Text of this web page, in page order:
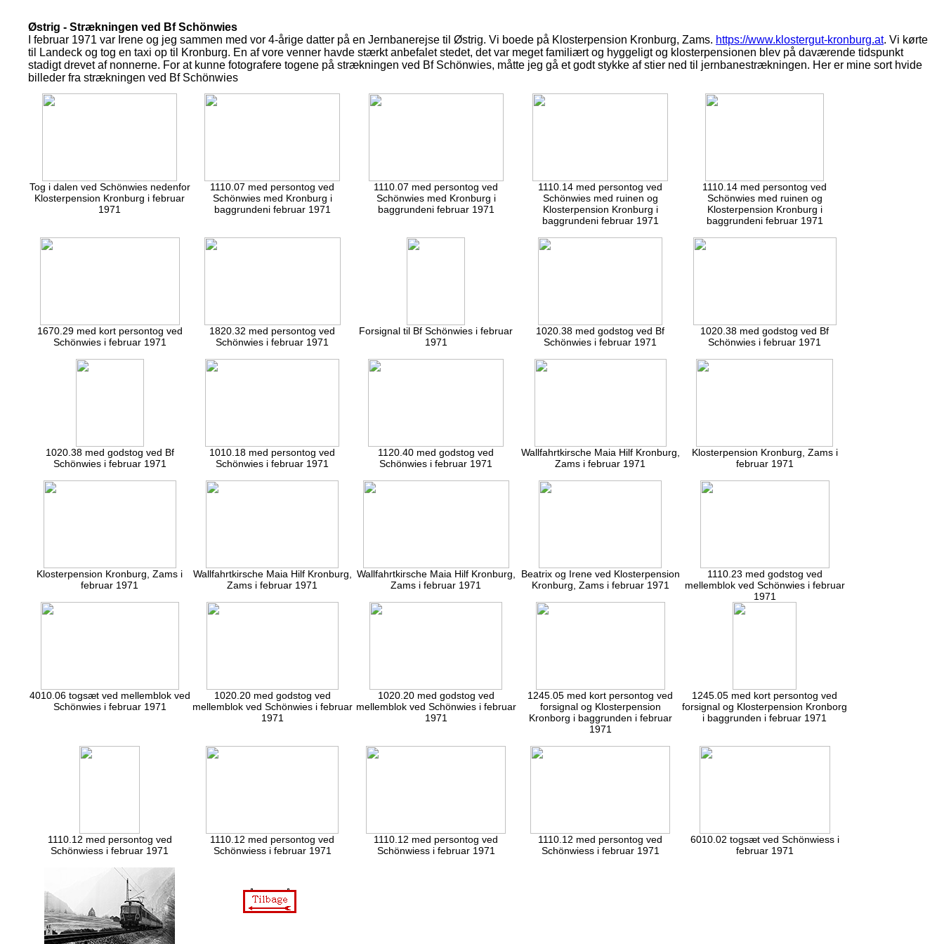
Østrig - Strækningen ved Bf Schönwies
I februar 1971 var Irene og jeg sammen med vor 4-årige datter på en Jernbanerejse til Østrig. Vi boede på Klosterpension Kronburg, Zams. https://www.klostergut-kronburg.at. Vi kørte
til Landeck og tog en taxi op til Kronburg. En af vore venner havde stærkt anbefalet stedet, det var meget familiært og hyggeligt og klosterpensionen blev på daværende tidspunkt
stadigt drevet af nonnerne. For at kunne fotografere togene på strækningen ved Bf Schönwies, måtte jeg gå et godt stykke af stier ned til jernbanestrækningen. Her er mine sort hvide
billeder fra strækningen ved Bf Schönwies
Tog i dalen ved Schönwies nedenfor
Klosterpension Kronburg i februar
1971
1110.07 med persontog ved
Schönwies med Kronburg i
baggrundeni februar 1971
1110.07 med persontog ved
Schönwies med Kronburg i
baggrundeni februar 1971
1110.14 med persontog ved
Schönwies med ruinen og
Klosterpension Kronburg i
baggrundeni februar 1971
1110.14 med persontog ved
Schönwies med ruinen og
Klosterpension Kronburg i
baggrundeni februar 1971
1670.29 med kort persontog ved
Schönwies i februar 1971
1820.32 med persontog ved
Schönwies i februar 1971
Forsignal til Bf Schönwies i februar
1971
1020.38 med godstog ved Bf
Schönwies i februar 1971
1020.38 med godstog ved Bf
Schönwies i februar 1971
1020.38 med godstog ved Bf
Schönwies i februar 1971
1010.18 med persontog ved
Schönwies i februar 1971
1120.40 med godstog ved
Schönwies i februar 1971
Wallfahrtkirsche Maia Hilf Kronburg,
Zams i februar 1971
Klosterpension Kronburg, Zams i
februar 1971
Klosterpension Kronburg, Zams i
februar 1971
Wallfahrtkirsche Maia Hilf Kronburg,
Zams i februar 1971
Wallfahrtkirsche Maia Hilf Kronburg,
Zams i februar 1971
Beatrix og Irene ved Klosterpension
Kronburg, Zams i februar 1971
1110.23 med godstog ved
mellemblok ved Schönwies i februar
1971
4010.06 togsæt ved mellemblok ved
Schönwies i februar 1971
1020.20 med godstog ved
mellemblok ved Schönwies i februar
1971
1020.20 med godstog ved
mellemblok ved Schönwies i februar
1971
1245.05 med kort persontog ved
forsignal og Klosterpension
Kronborg i baggrunden i februar
1971
1245.05 med kort persontog ved
forsignal og Klosterpension Kronborg
i baggrunden i februar 1971
1110.12 med persontog ved
Schönwiess i februar 1971
1110.12 med persontog ved
Schönwiess i februar 1971
1110.12 med persontog ved
Schönwiess i februar 1971
1110.12 med persontog ved
Schönwiess i februar 1971
6010.02 togsæt ved Schönwiess i
februar 1971